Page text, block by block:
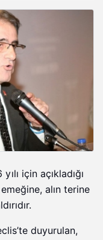
için açıkladığı
alın terine
duyurulan,